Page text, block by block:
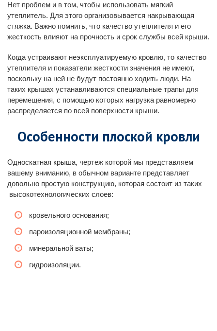
Нет проблем и в том, чтобы использовать мягкий
утеплитель. Для этого организовывается накрывающая
стяжка. Важно помнить, что качество утеплителя и его
жесткость влияют на прочность и срок службы всей крыши.
Когда устраивают неэксплуатируемую кровлю, то качество
утеплителя и показатели жесткости значения не имеют,
поскольку на ней не будут постоянно ходить люди. На
таких крышах устанавливаются специальные трапы для
перемещения, с помощью которых нагрузка равномерно
распределяется по всей поверхности крыши.
Особенности плоской кровли
Односкатная крыша, чертеж которой мы представляем
вашему вниманию, в обычном варианте представляет
довольно простую конструкцию, которая состоит из таких
высокотехнологических слоев:
кровельного основания;
пароизоляционной мембраны;
минеральной ваты;
гидроизоляции.